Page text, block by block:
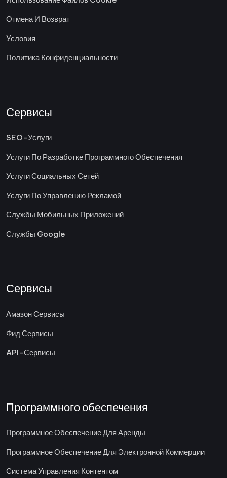
Отмена И Возврат
Условия
Политика Конфиденциальности
Сервисы
SEO-Услуги
Услуги По Разработке Программного Обеспечения
Услуги Социальных Сетей
Услуги По Управлению Рекламой
Службы Мобильных Приложений
Службы Google
Сервисы
Амазон Сервисы
Фид Сервисы
API-Сервисы
Программного обеспечения
Программное Обеспечение Для Аренды
Программное Обеспечение Для Электронной Коммерции
Система Управления Контентом